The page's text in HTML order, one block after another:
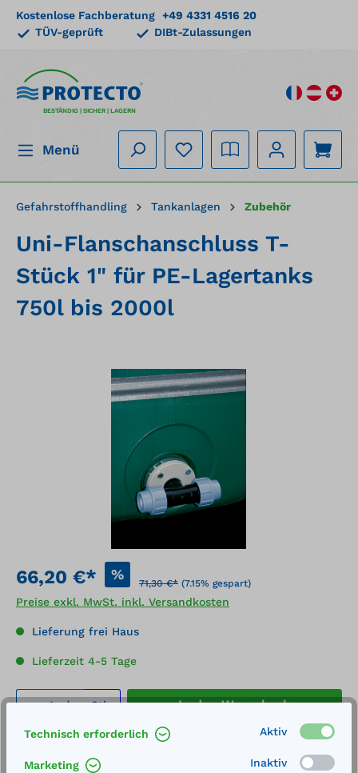
springen
Kostenlose Fachberatung +49 4331 4516 20
TÜV-geprüft
DIBt-Zulassungen
BESTÄNDIG | SICHER | LAGERN
Menü
Gefahrstoffhandling Tankanlagen Zubehör
Uni-Flanschanschluss T-
Stück 1" für PE-Lagertanks
750l bis 2000l
Bildergalerie überspringen
66,20 €* %
71,30 €* (7.15% gespart)
Preise exkl. MwSt. inkl. Versandkosten
Lieferung frei Haus
Lieferzeit 4-5 Tage
Produkt Anzahl: Gib den gewünschten
Stk. In den Warenkorb
Technisch erforderlich Aktiv
Marketing Inaktiv